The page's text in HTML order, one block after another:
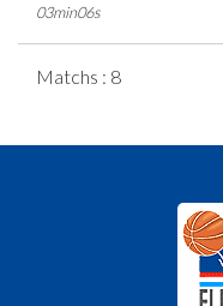
03min06s
Matchs : 8